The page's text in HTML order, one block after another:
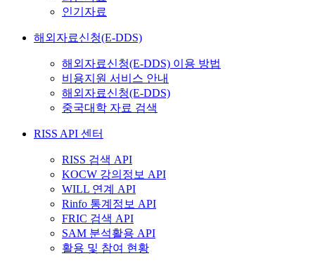
인기자료
해외자료신청(E-DDS)
해외자료신청(E-DDS) 이용 방법
비용지원 서비스 안내
해외자료신청(E-DDS)
중국대학 자료 검색
RISS API 센터
RISS 검색 API
KOCW 강의정보 API
WILL 연계 API
Rinfo 통계정보 API
FRIC 검색 API
SAM 분석활용 API
활용 및 참여 현황